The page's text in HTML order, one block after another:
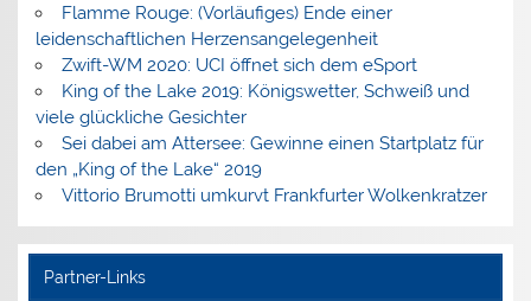
Flamme Rouge: (Vorläufiges) Ende einer
leidenschaftlichen Herzensangelegenheit
Zwift-WM 2020: UCI öffnet sich dem eSport
King of the Lake 2019: Königswetter, Schweiß und
viele glückliche Gesichter
Sei dabei am Attersee: Gewinne einen Startplatz für
den „King of the Lake“ 2019
Vittorio Brumotti umkurvt Frankfurter Wolkenkratzer
Partner-Links